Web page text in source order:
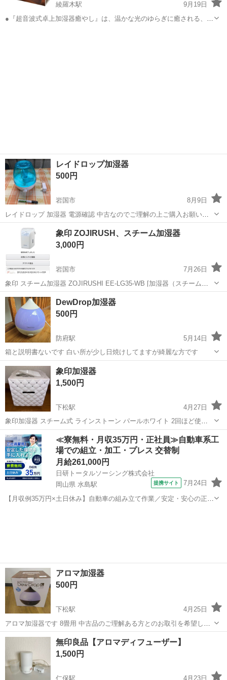
綾羅木駅
9月19日
●『超音波式卓上加湿器癒やし』は、温かな光のゆらぎに癒される、コ
レイドロップ加湿器
500円
岩国市
8月9日
レイドロップ 加湿器 電源確認 中古なのでご理解の上ご購入お願いし
ます。 神経質な方、完璧を求める方、ご遠慮ください❗️ プロフィール
を見て❗️メッセージ問い合わせをお願いします。 地域未登録の方、地域
をメッセージお願い...
山口 季節、空調家電
象印 ZOJIRUSH、スチーム加湿器
3,000円
岩国市
7月26日
象印 スチーム加湿器 ZOJIRUSHI EE-LG35-WB [加湿器（スチーム
式） ホワイト （木造6畳 プレハブ洋室10畳まで） ポット式 中古なの
でご理解の上ご購入お願いします。 神経質な方、完璧を求める方、...
山口 岩国市 季節、空調家電
DewDrop加湿器
500円
防府駅
5月14日
箱と説明書ないです 白い所が少し日焼けしてますが綺麗な方です
山口 防府市 防府駅
象印加湿器
1,500円
下松駅
4月27日
象印加湿器 スチーム式 ラインストーン パールホワイト 2回ほど使用
しました！ 汚れや傷はありません！ お手入れが楽で見た目がとても可
愛いです(*´`)
山口 下松市 下松駅 季節、空調家電 象印
≪寮無料・月収35万円・正社員≫自動車系工
場での組立・加工・プレス 交替制
月給261,000円
日研トータルソーシング株式会社
岡山県 水島駅
提携サイト 7月24日
【月収例35万円×土日休み】自動車の組み立て作業／安定・安心の正社
アロマ加湿器
500円
下松駅
4月25日
アロマ加湿器です 8畳用 中古品のご理解ある方とのお取引を希望しま
す山口 下松市 下松駅 季節、空調家電
無印良品【アロマディフューザー】
1,500円
仁保駅 4月23日